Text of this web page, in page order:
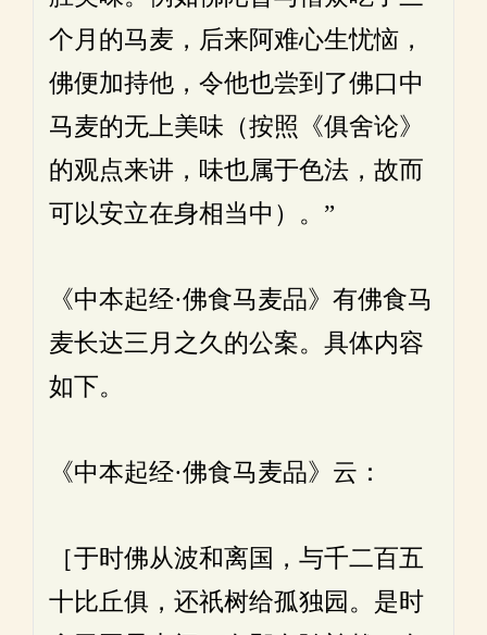
个月的马麦，后来阿难心生忧恼，
佛便加持他，令他也尝到了佛口中
马麦的无上美味（按照《俱舍论》
的观点来讲，味也属于色法，故而
可以安立在身相当中）。”
《中本起经·佛食马麦品》有佛食马
麦长达三月之久的公案。具体内容
如下。
《中本起经·佛食马麦品》云：
［于时佛从波和离国，与千二百五
十比丘俱，还祇树给孤独园。是时